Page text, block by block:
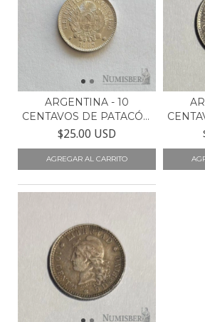
ARGENTINA - 10
CENTAVOS DE PATACÓN
- CJ2...
$25.00 USD